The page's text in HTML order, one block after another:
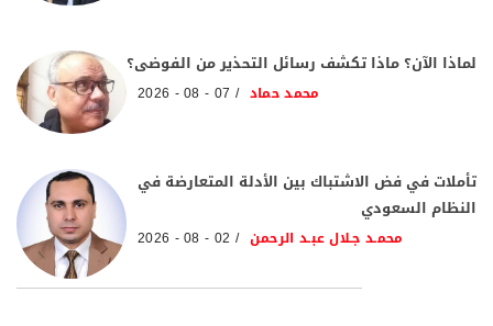
لماذا الآن؟ ماذا تكشف رسائل التحذير من الفوضى؟
محمد حماد 07 - 08 - 2026
تأملات في فض الاشتباك بين الأدلة المتعارضة في
النظام السعودي
محمـد جـلال عبـد الرحمن 02 - 08 - 2026